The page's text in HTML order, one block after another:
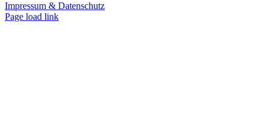
Impressum & Datenschutz
Page load link